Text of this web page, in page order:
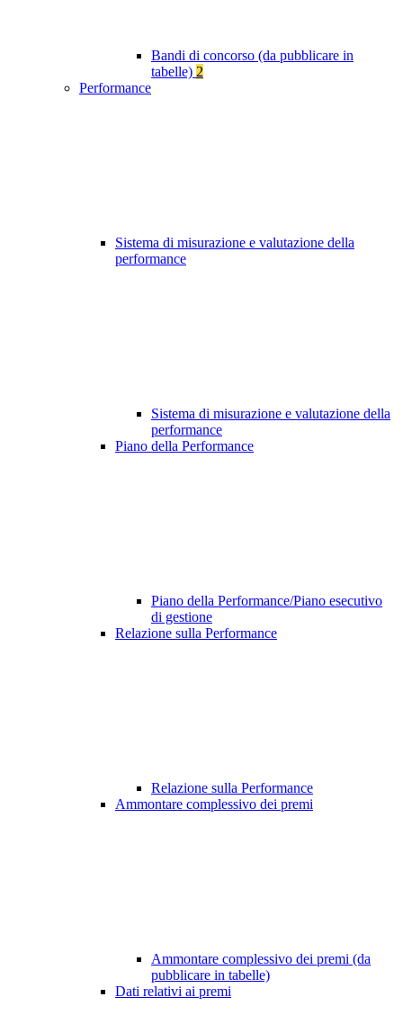
Bandi di concorso (da pubblicare in
tabelle) 2
Performance
Sistema di misurazione e valutazione della
performance
Sistema di misurazione e valutazione della
performance
Piano della Performance
Piano della Performance/Piano esecutivo
di gestione
Relazione sulla Performance
Relazione sulla Performance
Ammontare complessivo dei premi
Ammontare complessivo dei premi (da
pubblicare in tabelle)
Dati relativi ai premi